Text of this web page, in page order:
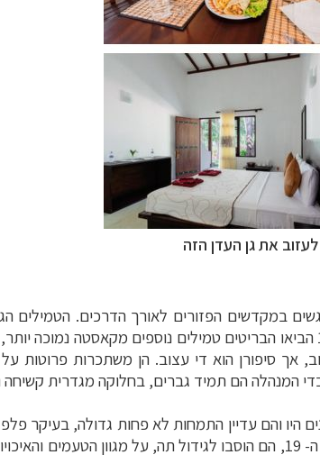
את גן העדן הזה
במקדשים הפזורים לאורך הדרכים. הטמילים
שונות. הראשונים הגיעו במאה הראשונה לספירה והם ה"וותיקים" וה"נחשבים" יותר. במאה ה- 19 הביאו הבריטים
אך סיפורן הוא די עצוב. הן משתכרות פרוטות
המנהלה הם תמיד גברים, בחלוקה מגדרית
והם עדיין התמחות לא פחות גדולה, בעיקר פלפל,
הקפה גם הוא הגיע לאי על ידי האנגלים, אך עקב מחלה שפקדה את כל המטעים באמצע המאה ה- 19, הם הוסבו